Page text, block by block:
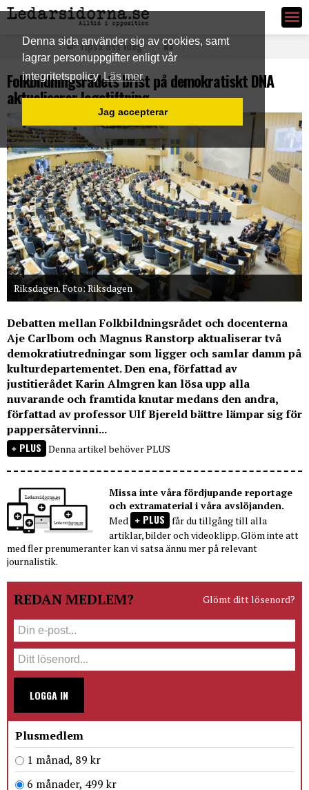
Denna sida använder sig av cookies, samt
lagrar personuppgifter enligt vår
integritetspolicy Läs mer
Jag accepterar
Ledarsidorna.se
Tipsa oss idag
Folkbildningsrådets brist på demokratiskt DNA
aktualiserar lagstiftning
Riksdagen. Foto: Riksdagen
Debatten mellan Folkbildningsrådet och docenterna
Aje Carlbom och Magnus Ranstorp aktualiserar två
demokratiutredningar som ligger och samlar damm på
kulturdepartementet. Den ena, författad av
justitierådet Karin Almgren kan lösa upp alla
nuvarande och framtida knutar medans den andra,
författad av professor Ulf Bjereld bättre lämpar sig för
pappersåtervinni...
PLUS Denna artikel behöver PLUS
Missa inte våra fördjupande reportage
och extramaterial i våra avslöjanden.
Med
PLUS får du tillgång till alla
artiklar, bilder och videoklipp. Glöm inte att
med fler prenumeranter kan vi satsa ännu mer på relevant
journalistik.
REDAN MEDLEM? Glömt ditt lösenord?
LOGGA IN
Plusmedlem
1 månad, 89 kr
6 månader, 499 kr